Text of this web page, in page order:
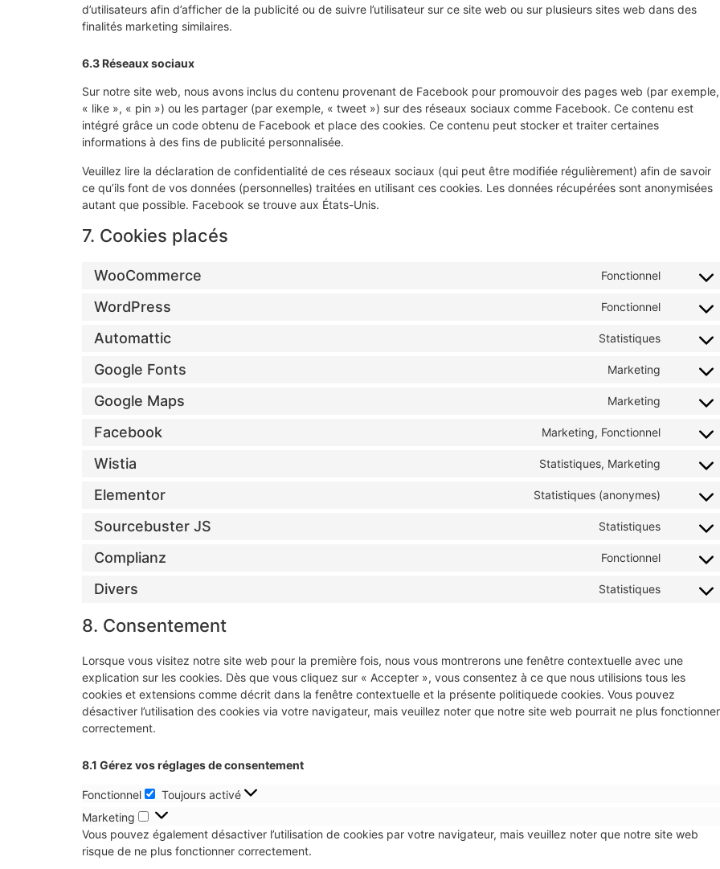
d’utilisateurs afin d’afficher de la publicité ou de suivre l’utilisateur sur ce site web ou sur plusieurs sites web dans des
finalités marketing similaires.
6.3 Réseaux sociaux
Sur notre site web, nous avons inclus du contenu provenant de Facebook pour promouvoir des pages web (par exemple,
« like », « pin ») ou les partager (par exemple, « tweet ») sur des réseaux sociaux comme Facebook. Ce contenu est
intégré grâce un code obtenu de Facebook et place des cookies. Ce contenu peut stocker et traiter certaines
informations à des fins de publicité personnalisée.
Veuillez lire la déclaration de confidentialité de ces réseaux sociaux (qui peut être modifiée régulièrement) afin de savoir
ce qu’ils font de vos données (personnelles) traitées en utilisant ces cookies. Les données récupérées sont anonymisées
autant que possible. Facebook se trouve aux États-Unis.
7. Cookies placés
WooCommerce Fonctionnel
WordPress Fonctionnel
Automattic Statistiques
Google Fonts Marketing
Google Maps Marketing
Facebook Marketing, Fonctionnel
Wistia Statistiques, Marketing
Elementor Statistiques (anonymes)
Sourcebuster JS Statistiques
Complianz Fonctionnel
Divers Statistiques
8. Consentement
Lorsque vous visitez notre site web pour la première fois, nous vous montrerons une fenêtre contextuelle avec une
explication sur les cookies. Dès que vous cliquez sur « Accepter », vous consentez à ce que nous utilisions tous les
cookies et extensions comme décrit dans la fenêtre contextuelle et la présente politiquede cookies. Vous pouvez
désactiver l’utilisation des cookies via votre navigateur, mais veuillez noter que notre site web pourrait ne plus fonctionner
correctement.
8.1 Gérez vos réglages de consentement
Fonctionnel
Toujours activé
Marketing
Vous pouvez également désactiver l’utilisation de cookies par votre navigateur, mais veuillez noter que notre site web
risque de ne plus fonctionner correctement.